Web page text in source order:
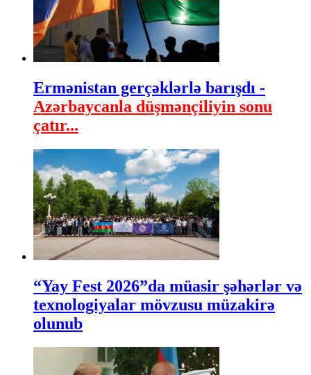
Ermənistan gerçəklərlə barışdı -
Azərbaycanla düşmənçiliyin sonu
çatır...
“Yay Fest 2026”da müasir şəhərlər və
texnologiyalar mövzusu müzakirə
olunub